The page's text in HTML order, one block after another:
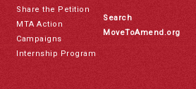
Share the Petition
MTA Action
Campaigns
Internship Program
Search
MoveToAmend.org